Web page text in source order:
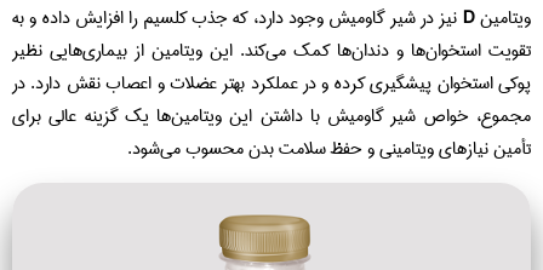
ویتامینDنیز در شیر گاومیش وجود دارد، که جذب کلسیم را افزایش داده و به
تقویت استخوان‌ها و دندان‌ها کمک می‌کند. این ویتامین از بیماری‌هایی نظیر
پوکی استخوان پیشگیری کرده و در عملکرد بهتر عضلات و اعصاب نقش دارد. در
مجموع، خواص شیر گاومیش با داشتن این ویتامین‌ها یک گزینه عالی برای
تأمین نیازهای ویتامینی و حفظ سلامت بدن محسوب می‌شود.